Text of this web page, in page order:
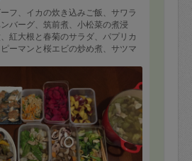
フ、イカの炊き込みご飯、サワラ
バーグ、筑前煮、小松菜の煮浸
紅大根と春菊のサラダ、パプリカ
ーマンと桜エビの炒め煮、サツマ
作って頂きました。のりこさんの
再現できるようお料理ノートを貯め
す。ローストビーフとても美味しか